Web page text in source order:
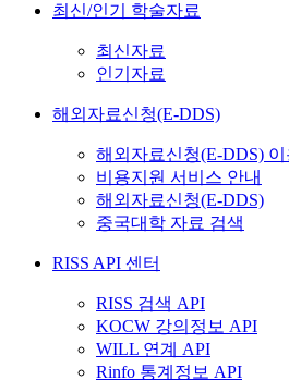
최신/인기 학술자료
최신자료
인기자료
해외자료신청(E-DDS)
해외자료신청(E-DDS) 이
비용지원 서비스 안내
해외자료신청(E-DDS)
중국대학 자료 검색
RISS API 센터
RISS 검색 API
KOCW 강의정보 API
WILL 연계 API
Rinfo 통계정보 API